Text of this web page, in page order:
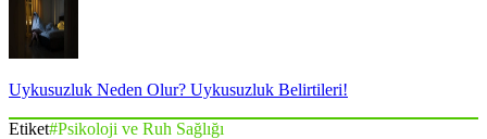
Uykusuzluk Neden Olur? Uykusuzluk Belirtileri!
Etiket#Psikoloji ve Ruh Sağlığı